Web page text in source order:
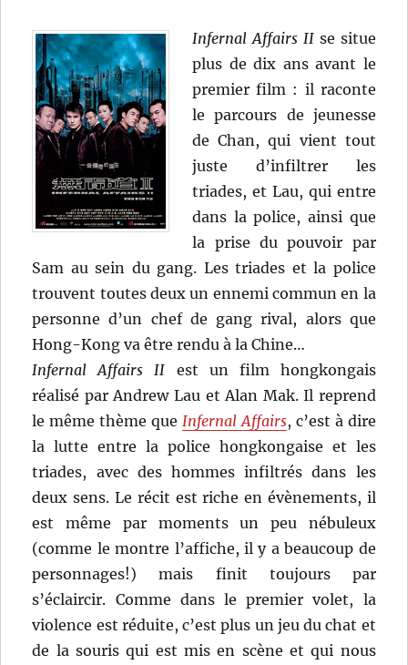
Infernal Affairs IIse situe
plus de dix ans avant le
premier film : il raconte
le parcours de jeunesse
de Chan, qui vient tout
juste d’infiltrer les
triades, et Lau, qui entre
dans la police, ainsi que
la prise du pouvoir par
Sam au sein du gang. Les triades et la police
trouvent toutes deux un ennemi commun en la
personne d’un chef de gang rival, alors que
Hong-Kong va être rendu à la Chine…
Infernal Affairs II est un film hongkongais
réalisé par Andrew Lau et Alan Mak. Il reprend
le même thème que Infernal Affairs, c’est à dire
la lutte entre la police hongkongaise et les
triades, avec des hommes infiltrés dans les
deux sens. Le récit est riche en évènements, il
est même par moments un peu nébuleux
(comme le montre l’affiche, il y a beaucoup de
personnages!) mais finit toujours par
s’éclaircir. Comme dans le premier volet, la
violence est réduite, c’est plus un jeu du chat et
de la souris qui est mis en scène et qui nous